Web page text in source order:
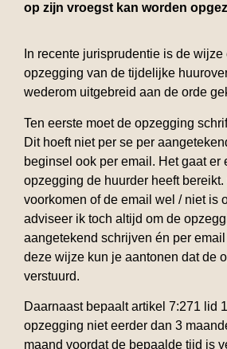
op zijn vroegst kan worden
In recente jurisprudentie is de
opzegging van de tijdelijke
wederom uitgebreid aan de orde
Ten eerste moet de opzegging
Dit hoeft niet per se per
beginsel ook per email. Het gaat er
opzegging de huurder heeft
voorkomen of de email wel / niet is
adviseer ik toch altijd om de
aangetekend schrijven én per
deze wijze kun je aantonen dat de
verstuurd.
Daarnaast bepaalt artikel 7:271 lid
opzegging niet eerder dan 3
maand voordat de bepaalde tijd is